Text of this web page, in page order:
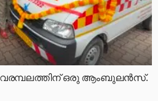
ഒരു ആംബുലൻസ്.